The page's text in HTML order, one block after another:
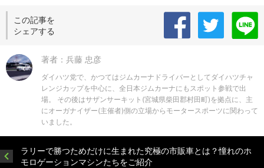
この記事を
シェアする
著者：兵藤 忠彦
ダイハツ党で、かつてはジムカーナドライバーとしてダイハツチャ
レンジカップを中心に、全日本ジムカーナにもスポット参戦で出
場。 その後はサザンサーキット(宮城県柴田郡村田町)を拠点に、主
にオーガナイザー(主催者)側の立場からモータースポーツに関わって
いました。
ラリーで勝つためだけに生まれた究極の市販車とは？憧れのホ
モロゲーションマシンたちをご紹介